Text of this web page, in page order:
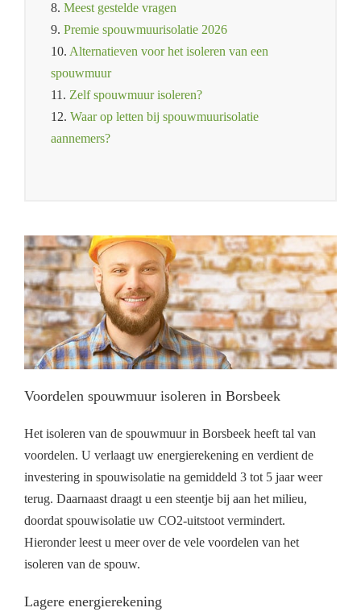
8. Meest gestelde vragen
9. Premie spouwmuurisolatie 2026
10. Alternatieven voor het isoleren van een
spouwmuur
11. Zelf spouwmuur isoleren?
12. Waar op letten bij spouwmuurisolatie
aannemers?
Voordelen spouwmuur isoleren in Borsbeek
Het isoleren van de spouwmuur in Borsbeek heeft tal van
voordelen. U verlaagt uw energierekening en verdient de
investering in spouwisolatie na gemiddeld 3 tot 5 jaar weer
terug. Daarnaast draagt u een steentje bij aan het milieu,
doordat spouwisolatie uw CO2-uitstoot vermindert.
Hieronder leest u meer over de vele voordelen van het
isoleren van de spouw.
Lagere energierekening